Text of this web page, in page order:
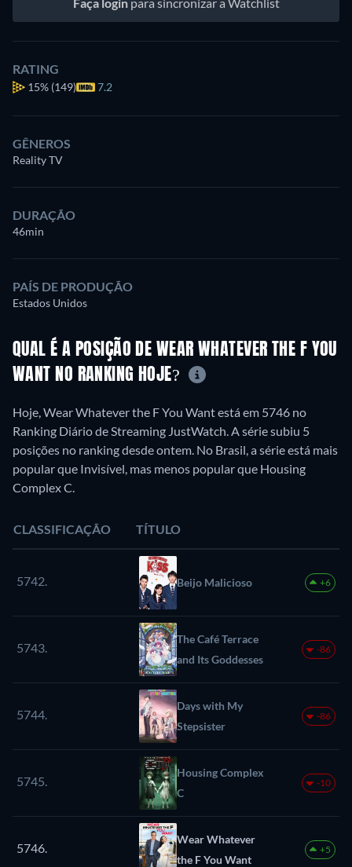
RATING
15% (149) 7.2
GÊNEROS
Reality TV
DURAÇÃO
46min
PAÍS DE PRODUÇÃO
Estados Unidos
QUAL É A POSIÇÃO DE WEAR WHATEVER THE F YOU
WANT NO RANKING HOJE?
Hoje, Wear Whatever the F You Want está em 5746 no
Ranking Diário de Streaming JustWatch. A série subiu 5
posições no ranking desde ontem. No Brasil, a série está mais
popular que Invisível, mas menos popular que Housing
Complex C.
CLASSIFICAÇÃO TÍTULO
5742. Beijo Malicioso +6
5743.
The Café Terrace
and Its Goddesses
-86
5744.
Days with My
Stepsister
-86
5745.
Housing Complex
C
-10
5746.
Wear Whatever
the F You Want
+5